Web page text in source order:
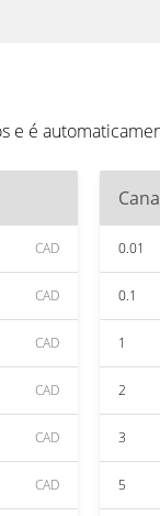
é
CAD
CAD
CAD
CAD
CAD
CAD
0.01
0.1
1
2
3
5